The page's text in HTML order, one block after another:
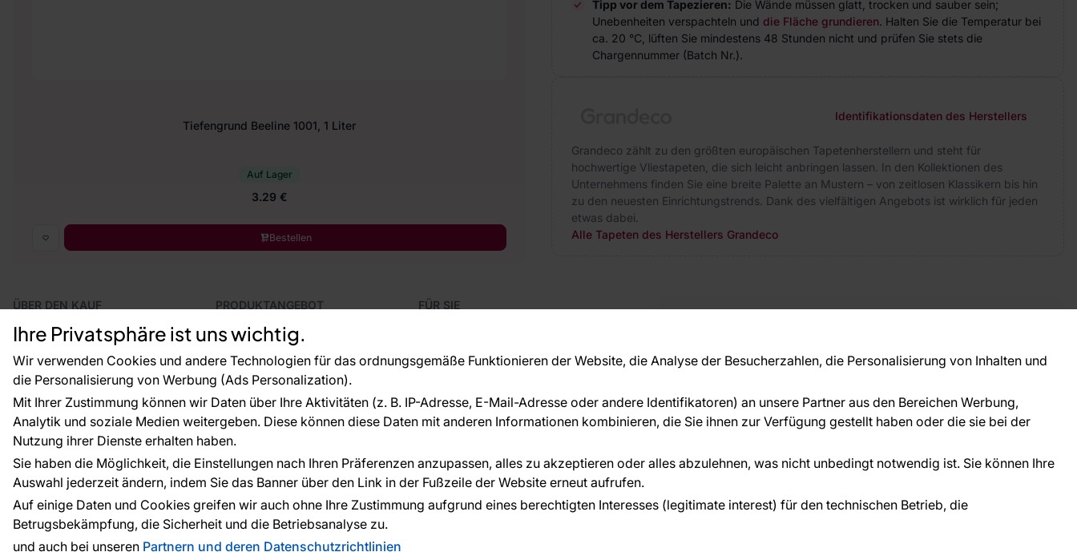
Ihre Privatsphäre ist uns wichtig.
Wir verwenden Cookies und andere Technologien für das ordnungsgemäße Funktionieren der Website, die Analyse der Besucherzahlen, die Personalisierung von Inhalten und
die Personalisierung von Werbung (Ads Personalization).
Mit Ihrer Zustimmung können wir Daten über Ihre Aktivitäten (z. B. IP-Adresse, E-Mail-Adresse oder andere Identifikatoren) an unsere Partner aus den Bereichen Werbung,
Analytik und soziale Medien weitergeben. Diese können diese Daten mit anderen Informationen kombinieren, die Sie ihnen zur Verfügung gestellt haben oder die sie bei der
Nutzung ihrer Dienste erhalten haben.
Sie haben die Möglichkeit, die Einstellungen nach Ihren Präferenzen anzupassen, alles zu akzeptieren oder alles abzulehnen, was nicht unbedingt notwendig ist. Sie können Ihre
Auswahl jederzeit ändern, indem Sie das Banner über den Link in der Fußzeile der Website erneut aufrufen.
Auf einige Daten und Cookies greifen wir auch ohne Ihre Zustimmung aufgrund eines berechtigten Interesses (legitimate interest) für den technischen Betrieb, die
Betrugsbekämpfung, die Sicherheit und die Betriebsanalyse zu.
und auch bei unseren Partnern und deren Datenschutzrichtlinien
Tipp vor dem Tapezieren: Die Wände müssen glatt, trocken und sauber sein;
Unebenheiten verspachteln und die Fläche grundieren. Halten Sie die Temperatur bei
ca. 20 °C, lüften Sie mindestens 48 Stunden nicht und prüfen Sie stets die
Chargennummer (Batch Nr.).
Identifikationsdaten des Herstellers
Grandeco zählt zu den größten europäischen Tapetenherstellern und steht für
hochwertige Vliestapeten, die sich leicht anbringen lassen. In den Kollektionen des
Unternehmens finden Sie eine breite Palette an Mustern – von zeitlosen Klassikern bis hin
zu den neuesten Einrichtungstrends. Dank des vielfältigen Angebots ist wirklich für jeden
etwas dabei.
Alle Tapeten des Herstellers Grandeco
Tiefengrund Beeline 1001, 1 Liter
Auf Lager
3.29 €
Bestellen
ÜBER DEN KAUF
Versand und Bezahlung
Vertragsrücktritt
Reklamationsverfahren
Rücksendung von Waren
CE-Zertifizierung
Großhandel
Raumvisualisierung
PRODUKTANGEBOT
Fototapeten
Leiste
Dekoration
Selbstklebende Folien
Zubehör
Tapetenmuster
FÜR SIE
EU-Projekte
Ratschläge und Tipps
ÜBER DAS UNTERNEHMEN
beraten Sie persönlich.
service@tapeteneshop.de
Zahlungsarten: Die Zahlungen werden geleistet von: